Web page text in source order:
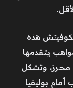
هذه
يتقدمها
محرز، وتشكل
بوليفيا